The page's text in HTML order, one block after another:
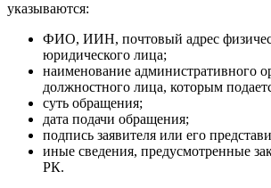
указываются:
ФИО, ИИН, почтовый адрес
юридического лица;
наименование административного
должностного лица, которым
суть обращения;
дата подачи обращения;
подпись заявителя или его
иные сведения, предусмотренные
РК.